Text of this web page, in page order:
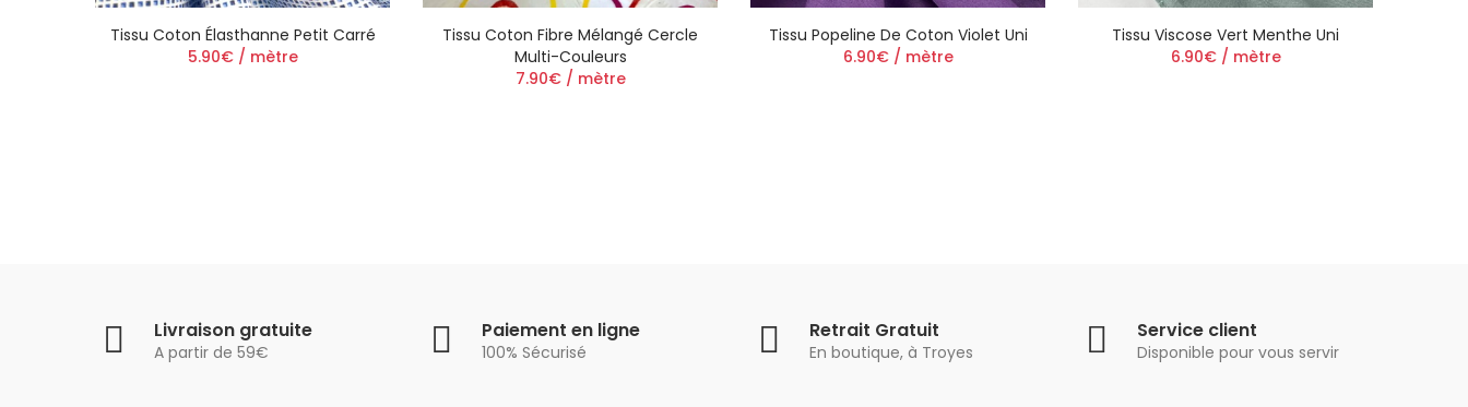
Tissu Coton Élasthanne Petit Carré
5.90€ / mètre
Tissu Coton Fibre Mélangé Cercle
Multi-Couleurs
7.90€ / mètre
Tissu Popeline De Coton Violet Uni
6.90€ / mètre
Tissu Viscose Vert Menthe Uni
6.90€ / mètre
Livraison gratuite
A partir de 59€
Paiement en ligne
100% Sécurisé
Retrait Gratuit
En boutique, à Troyes
Service client
Disponible pour vous servir